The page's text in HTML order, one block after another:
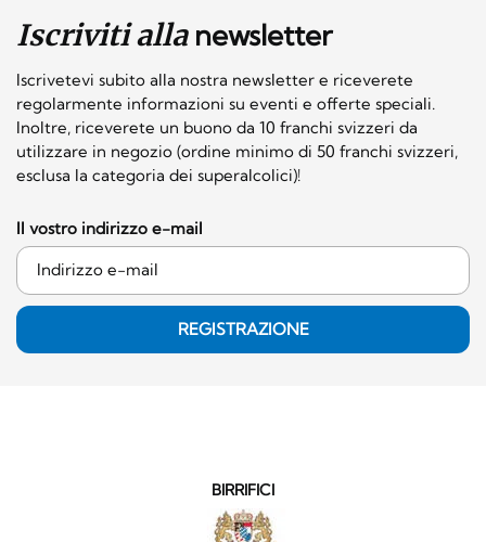
Iscriviti allanewsletter
Iscrivetevi subito alla nostra newsletter e riceverete
regolarmente informazioni su eventi e offerte speciali.
Inoltre, riceverete un buono da 10 franchi svizzeri da
utilizzare in negozio (ordine minimo di 50 franchi svizzeri,
esclusa la categoria dei superalcolici)!
Il vostro indirizzo e-mail
REGISTRAZIONE
BIRRIFICI